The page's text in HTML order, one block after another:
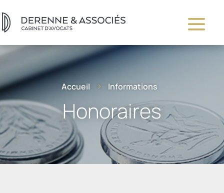
Accueil 5 Informations
Honoraires